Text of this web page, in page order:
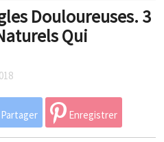
Douloureuses. 3
Qui
Partager Enregistrer